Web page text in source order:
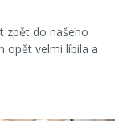
zpět do našeho
opět velmi líbila a